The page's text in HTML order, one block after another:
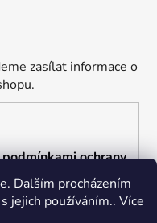
Dalším procházením
jejich používáním.. Více
zasílat informace o
podmínkami ochrany